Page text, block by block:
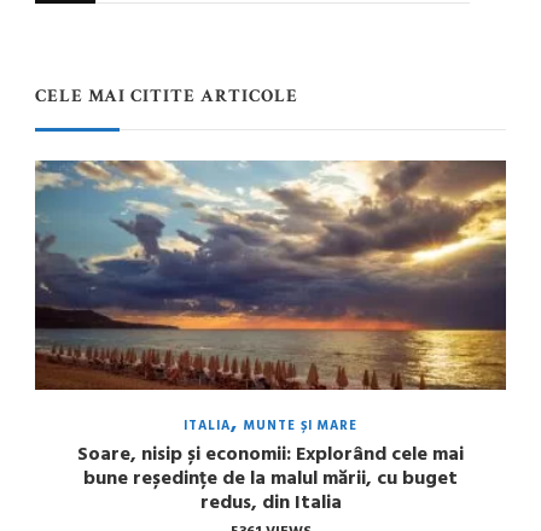
CELE MAI CITITE ARTICOLE
ITALIA MUNTE ȘI MARE
Soare, nisip și economii: Explorând cele mai
bune reședințe de la malul mării, cu buget
redus, din Italia